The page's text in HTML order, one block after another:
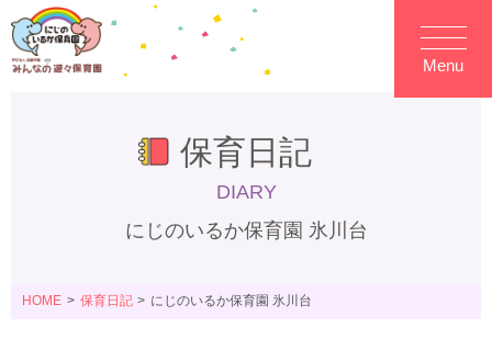
Menu
保育日記
DIARY
にじのいるか保育園 氷川台
HOME 保育日記 にじのいるか保育園 氷川台